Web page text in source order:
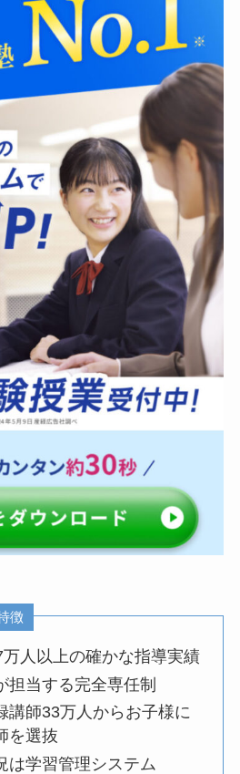
徴
人以上の確かな指導実績
担当する完全専任制
講師33万人からお子様に
を選抜
は学習管理システム